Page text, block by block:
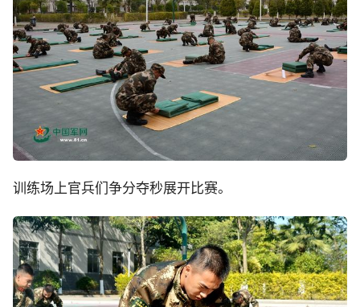
训练场上官兵们争分夺秒展开比赛。